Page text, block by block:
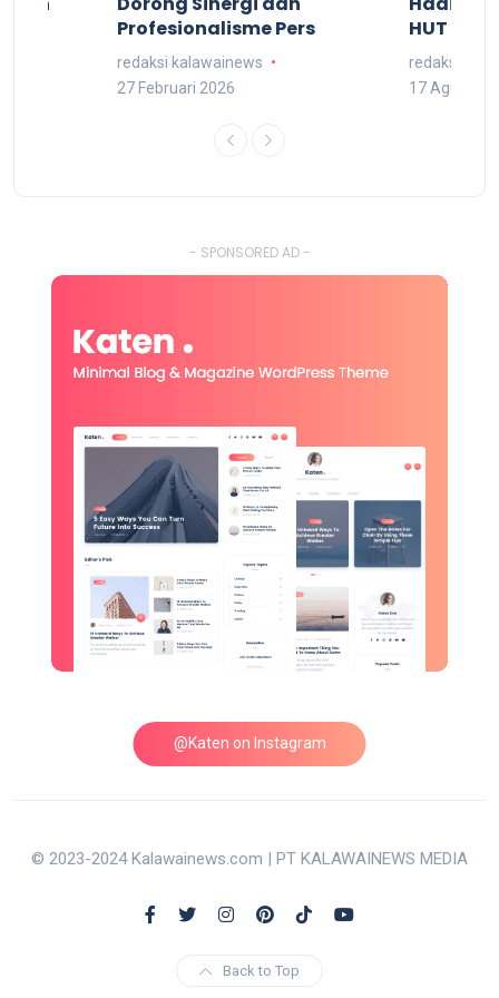
Profesionalisme Pers
redaksi kalawainews
27 Februari 2026
HUT RI
redaksi
17 Agustus
- SPONSORED AD -
@Katen on Instagram
© 2023-2024 Kalawainews.com | PT KALAWAINEWS MEDIA
Back to Top